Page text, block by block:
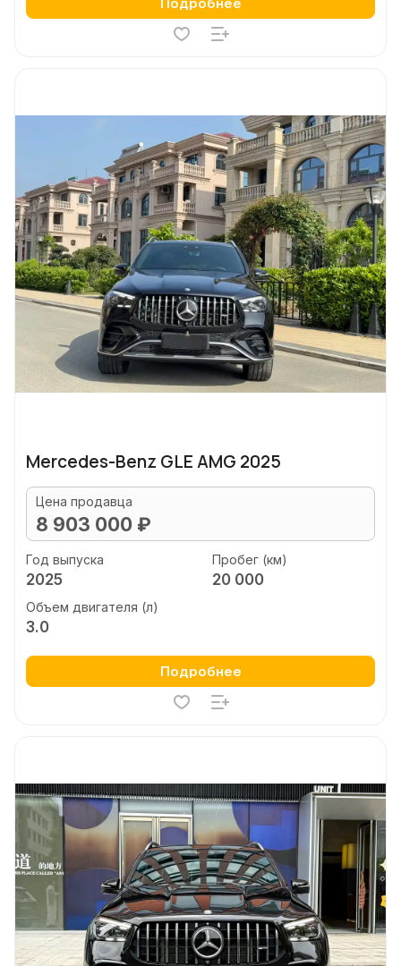
Mercedes-Benz GLE AMG 2025
Цена продавца
8 903 000 ₽
Год выпуска
2025
Пробег (км)
20 000
Объем двигателя (л)
3.0
Подробнее